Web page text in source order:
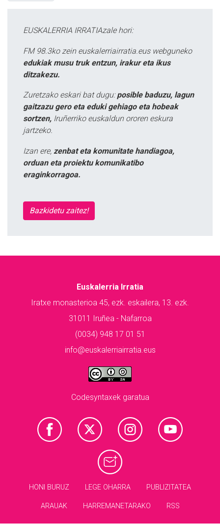
EUSKALERRIA IRRATIAzale hori:
FM 98.3ko zein euskalerriairratia.eus webguneko
edukiak musu truk entzun, irakur eta ikus
ditzakezu.
Zuretzako eskari bat dugu: posible baduzu, lagun
gaitzazu gero eta eduki gehiago eta hobeak
sortzen, Iruñerriko euskaldun ororen eskura
jartzeko.
Izan ere, zenbat eta komunitate handiagoa,
orduan eta proiektu komunikatibo
eraginkorragoa.
Bazkidetu zaitez!
Euskalerria Irratia
Iratxe monasterioa 45, ezk. eskailera, 13. ezk.
31011 Iruñea - Nafarroa
(0034) 948 17 01 51
info@euskalerriairratia.eus
Codesyntaxek garatua
HONI BURUZ LEGE OHARRA PUBLIZITATEA
ARAUAK HARREMANETARAKO RSS